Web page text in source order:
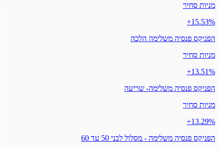
מניות סחיר
‎+15.53%
הפניקס פנסיה משלימה הלכה
מניות סחיר
‎+13.51%
הפניקס פנסיה משלימה- שריעה
מניות סחיר
‎+13.29%
הפניקס פנסיה משלימה - מסלול לבני 50 עד 60